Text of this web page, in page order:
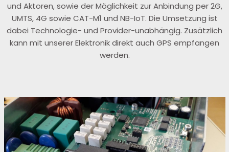
und Aktoren, sowie der Möglichkeit zur Anbindung per 2G,
UMTS, 4G sowie CAT-M1 und NB-IoT. Die Umsetzung ist
dabei Technologie- und Provider-unabhängig. Zusätzlich
kann mit unserer Elektronik direkt auch GPS empfangen
werden.